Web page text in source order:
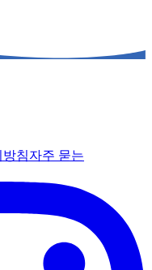
침자주 묻는